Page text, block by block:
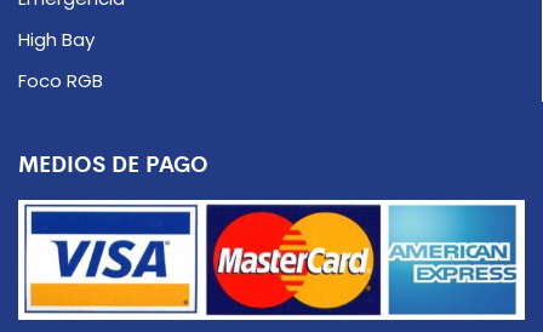
High Bay
Foco RGB
MEDIOS DE PAGO